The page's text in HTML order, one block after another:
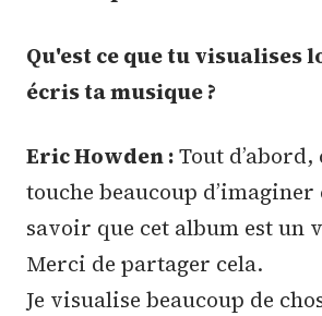
Qu'est ce que tu visualises
écris ta musique ?
Eric Howden :Tout d’abord,
touche beaucoup d’imaginer
savoir que cet album est un
Merci de partager cela.
Je visualise beaucoup de